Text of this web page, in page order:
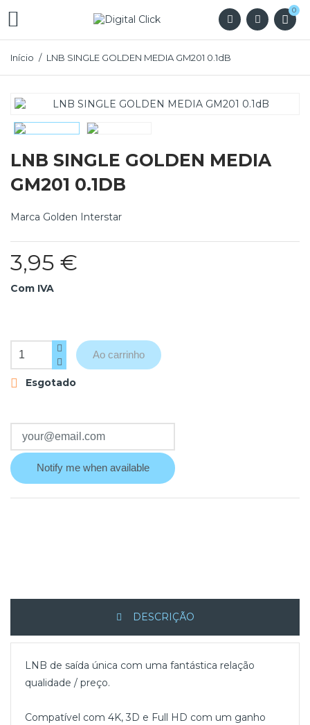
 0
Início LNB SINGLE GOLDEN MEDIA GM201 0.1dB
LNB SINGLE GOLDEN MEDIA
GM201 0.1DB
Marca Golden Interstar
3,95 €
Com IVA
Ao carrinho
 Esgotado
Notify me when available
DESCRIÇÃO
LNB de saída única com uma fantástica relação
qualidade / preço.
Compatível com 4K, 3D e Full HD com um ganho